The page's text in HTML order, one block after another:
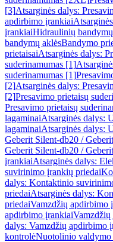
[3]Atsarginės dalys:
apdirbimo įrankiai
įrankiaiHidraulinių
bandymų aklėsBandymo
prietaisaiAtsarginės dalys:
suderinamumas [1]
suderinamumas [1]
[2]Atsarginės dalys:
[2]Presavimo prietaisų
Presavimo prietaisų
lagaminaiAtsarginės dalys:
lagaminaiAtsarginės dalys:
Geberit Silent-db20 /
Geberit Silent-db20 /
įrankiaiAtsarginės dalys:
suvirinimo įrankių priedai
dalys: Kontaktinio
priedaiAtsarginės dalys:
priedaiVamzdžių apdirbimo
apdirbimo įrankiai
dalys: Vamzdžių apdirbimo
kontrolėNuotolinio valdymo